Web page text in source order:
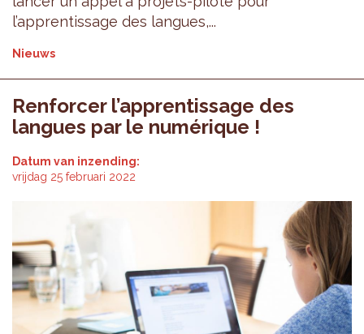
l’apprentissage des langues,...
Nieuws
Renforcer l’apprentissage des
langues par le numérique !
Datum van inzending:
vrijdag 25 februari 2022